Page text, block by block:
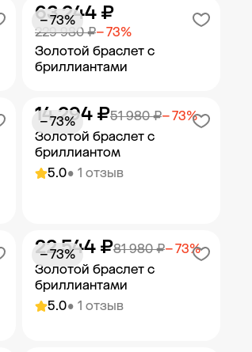
Добавить в корзину
Золотой браслет с
бриллиантами
229 980 ₽− 73%
63 244 ₽
− 73%
Добавить в корзину
5.0• 1 отзыв
Золотой браслет с
бриллиантом
51 980 ₽− 73%
14 294 ₽
− 73%
Добавить в корзину
5.0• 1 отзыв
Золотой браслет с
бриллиантами
81 980 ₽− 73%
22 544 ₽
− 73%